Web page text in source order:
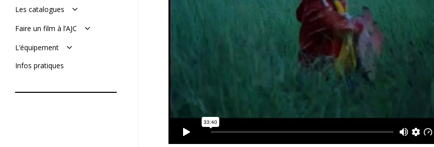
Manifeste
Histoire : de 1977 à aujourd’hui
L’équipe
Mémoires de l’AJC
Les catalogues
Le catalogue en ligne
Le catalogue vimeo
Faire un film à l’AJC
Soumettre un projet
L’équipement
De tournage
De post-production
Infos pratiques